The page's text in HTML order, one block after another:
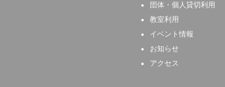
団体・個人貸切利用
教室利用
イベント情報
お知らせ
アクセス